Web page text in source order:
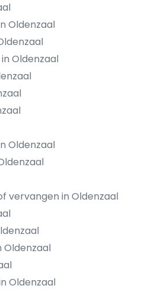
Oldenzaal
Oldenzaal
Oldenzaal
vervangen in Oldenzaal
Oldenzaal
Oldenzaal